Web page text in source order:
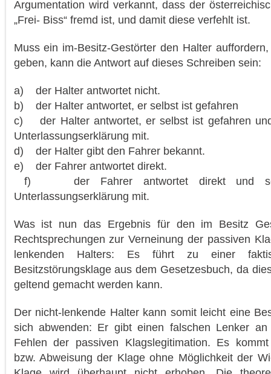
Argumentation wird verkannt, dass der
„Frei- Biss“ fremd ist, und damit diese verfehlt ist.
Muss ein im-Besitz-Gestörter den Halter
geben, kann die Antwort auf dieses Schreiben sein:
a) der Halter antwortet nicht.
b) der Halter antwortet, er selbst ist gefahren
c) der Halter antwortet, er selbst ist gefahren
Unterlassungserklärung mit.
d) der Halter gibt den Fahrer bekannt.
e) der Fahrer antwortet direkt.
f) der Fahrer antwortet direkt und
Unterlassungserklärung mit.
Was ist nun das Ergebnis für den im Besitz
Rechtsprechungen zur Verneinung der passiven
lenkenden Halters: Es führt zu einer
Besitzstörungsklage aus dem Gesetzesbuch, da
geltend gemacht werden kann.
Der nicht-lenkende Halter kann somit leicht eine
sich abwenden: Er gibt einen falschen Lenker
Fehlen der passiven Klagslegitimation. Es
bzw. Abweisung der Klage ohne Möglichkeit der